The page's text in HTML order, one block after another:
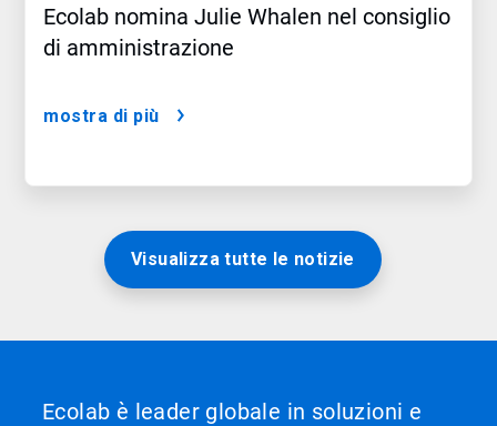
Ecolab nomina Julie Whalen nel consiglio
di amministrazione
mostra di più
Visualizza tutte le notizie
Ecolab è leader globale in soluzioni e